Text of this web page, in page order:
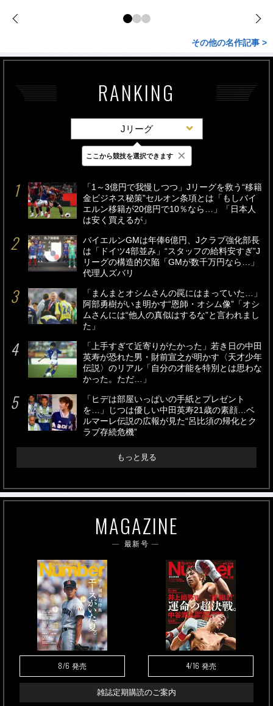
その他の名作記事 >
RANKING
Jリーグ
最新 24時間 週間
「1～3億円で我慢しつつ」Jリーグを救う“移籍
金ビジネス秘策”セルオン条項とは「もしバイ
エルン移籍が20億円で10％なら…」「日本人
は安く買えるが」
バイエルンGMは年俸6億円、Jクラブ強化部長
は「ドイツ4部並み」“スタッフの給料安すぎ”J
リーグの構造的欠陥「GMが数千万円なら…」
代理人ズバリ
「まんまとオシムさんの罠にはまっていた…」
阿部勇樹がいま明かす“恩師・オシム像”「オシ
ムさんには“他人の真似はするな”と言われまし
た」
「上手すぎて近寄りがたかった」若き日の中田
英寿が恐れた男・財前宣之が明かす〈天才少年
伝説〉のリアル「自分の才能を特別とは思わな
かった。ただ…」
「ヒデは部屋いっぱいの手紙とプレゼント
を…」じつは優しい中田英寿21歳の素顔…ベ
ルマーレ伝説の広報が見た“呂比須の帰化とク
ラブ存続危機”
もっと見る
MAGAZINE
最新号
8/6 発売 4/16 発売
雑誌定期購読のご案内
ここから競技を選択できます ×